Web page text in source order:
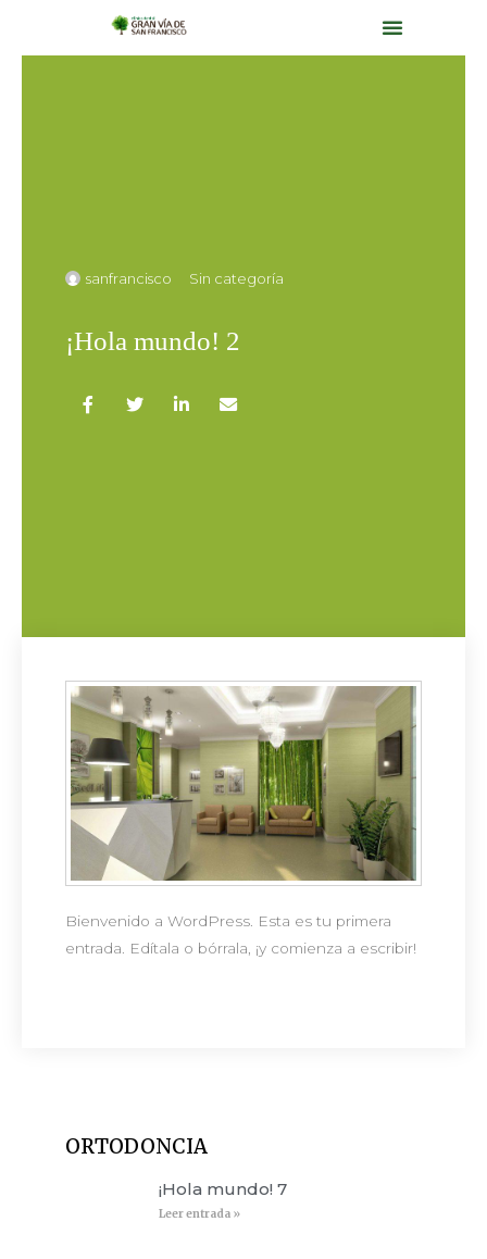
sanfrancisco Sin categoría
¡Hola mundo! 2
Bienvenido a WordPress. Esta es tu primera
entrada. Edítala o bórrala, ¡y comienza a escribir!
ORTODONCIA
¡Hola mundo! 7
Leer entrada »